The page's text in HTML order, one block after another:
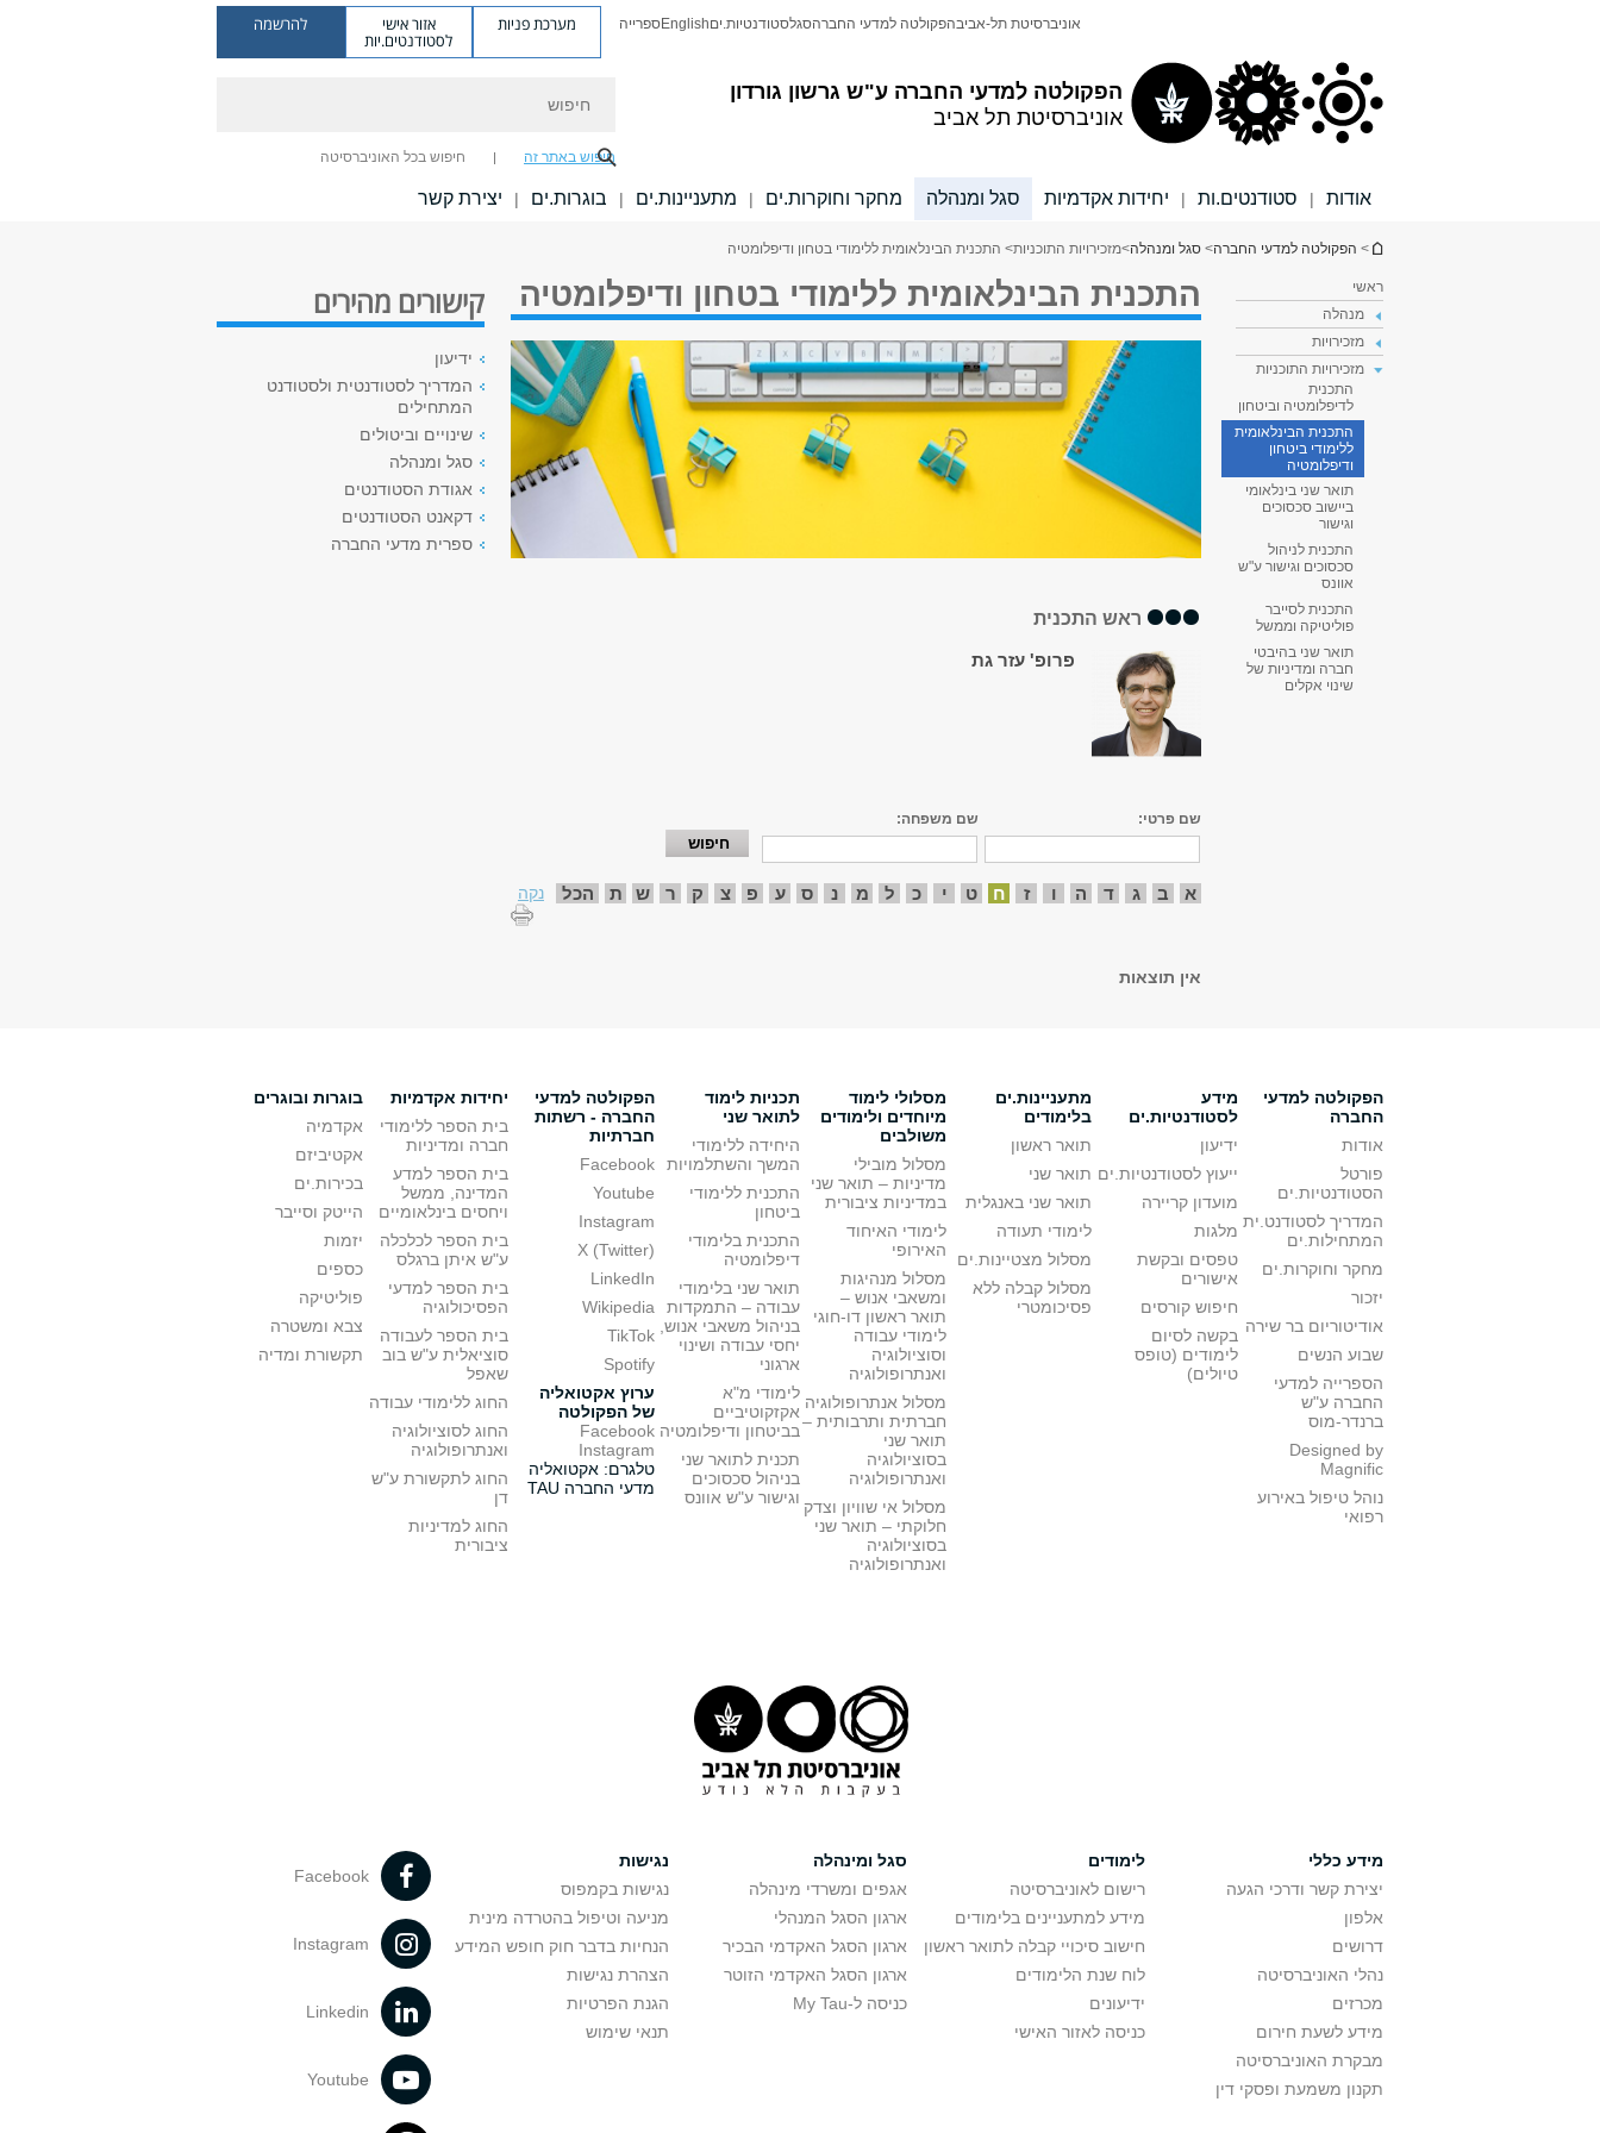
הפקולטה למדעי החברה ע"ש גרשון גורדון
אוניברסיטת תל אביב
אוניברסיטת תל-אביבהפקולטה למדעי החברהסגלסטודנטיות.יםEnglishספרייה מערכת פניות אזור אישי
לסטודנטים.יות
להרשמה
חיפוש באתר זה חיפוש בכל האוניברסיטה
אודות | סטודנטים.ות | יחידות אקדמיות סגל ומנהלה מחקר וחוקרות.ים | מתעניינות.ים | בוגרות.ים | יצירת קשר
הינך נמצא כאן
> הפקולטה למדעי החברה> סגל ומנהלה>מזכירויות התוכניות> התכנית הבינלאומית ללימודי בטחון ודיפלומטיה
ראשי
מנהלה
מזכירויות
מזכירויות התוכניות
התכנית
לדיפלומטיה וביטחון
התכנית הבינלאומית
ללימודי ביטחון
ודיפלומטיה
תואר שני בינלאומי
ביישוב סכסוכים
וגישור
התכנית לניהול
סכסוכים וגישור ע"ש
אוונס
התכנית לסייבר
פוליטיקה וממשל
תואר שני בהיבטי
חברה ומדיניות של
שינוי אקלים
התכנית הבינלאומית ללימודי בטחון ודיפלומטיה
ראש התכנית
פרופ' עזר גת
שם פרטי: שם משפחה:
א ב ג ד ה ו ז ח ט י כ ל מ נ ס ע פ צ ק ר ש ת הכל נקה
אין תוצאות
קישורים מהירים
ידיעון
המדריך לסטודנטית ולסטודנט
המתחילים
שינויים וביטולים
סגל ומנהלה
אגודת הסטודנטים
דקאנט הסטודנטים
ספרית מדעי החברה
הפקולטה למדעי
החברה
אודות
פורטל
הסטודנטיות.ים
המדריך לסטודנט.ית
המתחילות.ים
מחקר וחוקרות.ים
יזכור
אודיטוריום בר שירה
שבוע הנשים
הספרייה למדעי
החברה ע"ש
ברנדר-מוס
Designed by
Magnific
נוהל טיפול באירוע
רפואי
מידע
לסטודנטיות.ים
ידיעון
ייעוץ לסטודנטיות.ים
מועדון קריירה
מלגות
טפסים ובקשת
אישורים
חיפוש קורסים
בקשה לסיום
לימודים (טופס
טיולים)
מתעניינות.ים
בלימודים
תואר ראשון
תואר שני
תואר שני באנגלית
לימודי תעודה
מסלול מצטיינות.ים
מסלול קבלה ללא
פסיכומטרי
מסלולי לימוד
מיוחדים ולימודים
משולבים
מסלול מובילי
מדיניות – תואר שני
במדיניות ציבורית
לימודי האיחוד
האירופי
מסלול מנהיגות
ומשאבי אנוש –
תואר ראשון דו-חוגי
לימודי עבודה
וסוציולוגיה
ואנתרופולוגיה
מסלול אנתרופולוגיה
חברתית ותרבותית –
תואר שני
בסוציולוגיה
ואנתרופולוגיה
מסלול אי שוויון וצדק
חלוקתי – תואר שני
בסוציולוגיה
ואנתרופולוגיה
תכניות לימוד
לתואר שני
היחידה ללימודי
המשך והשתלמויות
התכנית ללימודי
ביטחון
התכנית בלימודי
דיפלומטיה
תואר שני בלימודי
עבודה – התמקדות
בניהול משאבי אנוש,
יחסי עבודה ושינוי
ארגוני
לימודי מ"א
אקזקוטיביים
בביטחון ודיפלומטיה
תכנית לתואר שני
בניהול סכסוכים
וגישור ע"ש אוונס
הפקולטה למדעי
החברה - רשתות
חברתיות
Facebook
Youtube
Instagram
X (Twitter)
LinkedIn
Wikipedia
TikTok
Spotify
ערוץ אקטואליה
של הפקולטה
Facebook
Instagram
טלגרם: אקטואליה
מדעי החברה TAU
יחידות אקדמיות
בית הספר ללימודי
חברה ומדיניות
בית הספר למדע
המדינה, ממשל
ויחסים בינלאומיים
בית הספר לכלכלה
ע"ש איתן ברגלס
בית הספר למדעי
הפסיכולוגיה
בית הספר לעבודה
סוציאלית ע"ש בוב
שאפל
החוג ללימודי עבודה
החוג לסוציולוגיה
ואנתרופולוגיה
החוג לתקשורת ע"ש
דן
החוג למדיניות
ציבורית
בוגרות ובוגרים
אקדמיה
אקטיביזם
בכירות.ים
הייטק וסייבר
יזמות
כספים
פוליטיקה
צבא ומשטרה
תקשורת ומדיה
מידע כללי
יצירת קשר ודרכי הגעה
אלפון
דרושים
נהלי האוניברסיטה
מכרזים
מידע לשעת חירום
מבקרת האוניברסיטה
תקנון משמעת ופסקי דין
לימודים
רישום לאוניברסיטה
מידע למתעניינים בלימודים
חישוב סיכויי קבלה לתואר ראשון
לוח שנת הלימודים
ידיעונים
כניסה לאזור האישי
סגל ומינהלה
אגפים ומשרדי מינהלה
ארגון הסגל המנהלי
ארגון הסגל האקדמי הבכיר
ארגון הסגל האקדמי הזוטר
כניסה ל-My Tau
נגישות
נגישות בקמפוס
מניעה וטיפול בהטרדה מינית
הנחיות בדבר חוק חופש המידע
הצהרת נגישות
הגנת הפרטיות
תנאי שימוש
Facebook
Instagram
Linkedin
Youtube